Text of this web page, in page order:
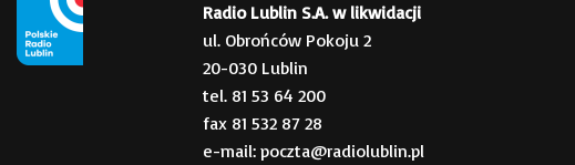
Radio Lublin S.A. w likwidacji
ul. Obrońców Pokoju 2
20-030 Lublin
tel. 81 53 64 200
fax 81 532 87 28
e-mail: poczta@radiolublin.pl